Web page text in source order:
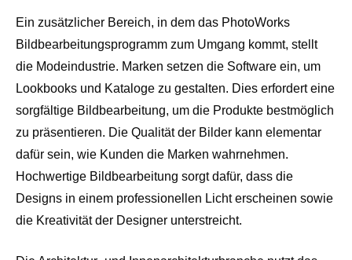
Ein zusätzlicher Bereich, in dem das PhotoWorks
Bildbearbeitungsprogramm zum Umgang kommt, stellt
die Modeindustrie. Marken setzen die Software ein, um
Lookbooks und Kataloge zu gestalten. Dies erfordert eine
sorgfältige Bildbearbeitung, um die Produkte bestmöglich
zu präsentieren. Die Qualität der Bilder kann elementar
dafür sein, wie Kunden die Marken wahrnehmen.
Hochwertige Bildbearbeitung sorgt dafür, dass die
Designs in einem professionellen Licht erscheinen sowie
die Kreativität der Designer unterstreicht.